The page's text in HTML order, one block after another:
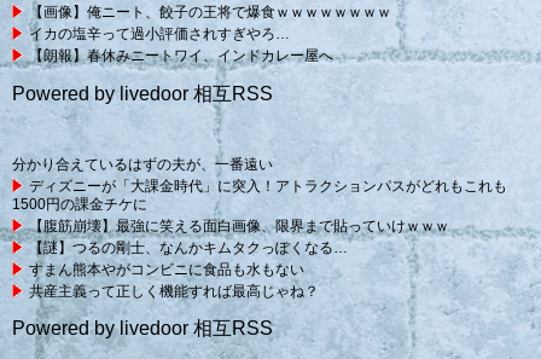
【画像】俺ニート、餃子の王将で爆食ｗｗｗｗｗｗｗｗ
イカの塩辛って過小評価されすぎやろ…
【朗報】春休みニートワイ、インドカレー屋へ
Powered by livedoor 相互RSS
分かり合えているはずの夫が、一番遠い
ディズニーが「大課金時代」に突入！アトラクションパスがどれもこれも
1500円の課金チケに
【腹筋崩壊】最強に笑える面白画像、限界まで貼っていけｗｗｗ
【謎】つるの剛士、なんかキムタクっぽくなる…
すまん熊本やがコンビニに食品も水もない
共産主義って正しく機能すれば最高じゃね？
Powered by livedoor 相互RSS